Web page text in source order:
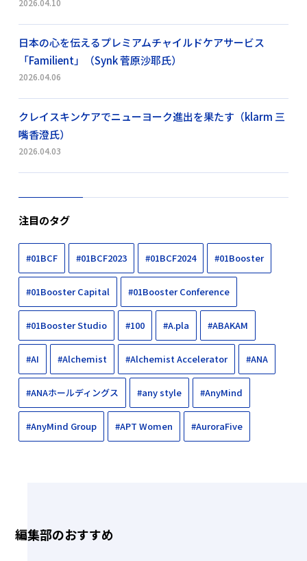
日本の心を伝えるプレミアムチャイルドケアサービス
「Familient」（Synk 菅原沙耶氏）
2026.04.06
クレイスキンケアでニューヨーク進出を果たす（klarm 三
嘴香澄氏）
2026.04.03
注目のタグ
#01BCF #01BCF2023 #01BCF2024 #01Booster
#01Booster Capital #01Booster Conference
#01Booster Studio #100 #A.pla #ABAKAM
#AI #Alchemist #Alchemist Accelerator #ANA
#ANAホールディングス #any style #AnyMind
#AnyMind Group #APT Women #AuroraFive
編集部のおすすめ